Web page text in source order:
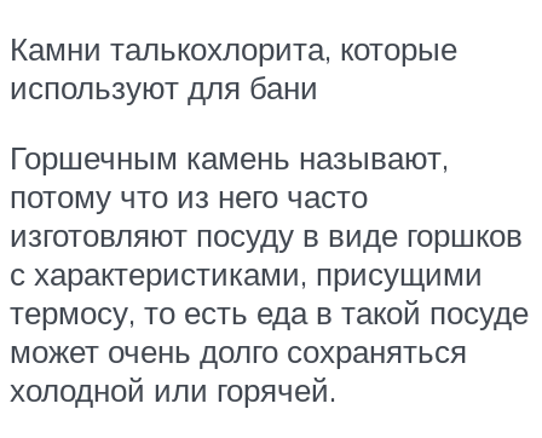
Камни талькохлорита, которые
используют для бани
Горшечным камень называют,
потому что из него часто
изготовляют посуду в виде горшков
с характеристиками, присущими
термосу, то есть еда в такой посуде
может очень долго сохраняться
холодной или горячей.